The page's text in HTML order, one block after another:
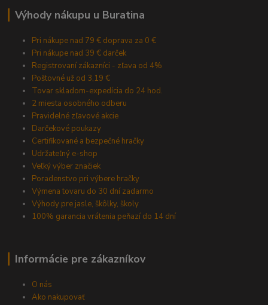
Výhody nákupu u Buratina
Pri nákupe nad 79 € doprava za 0 €
Pri nákupe nad 39 € darček
Registrovaní zákazníci - zľava od 4%
Poštovné už od 3,19 €
Tovar skladom-expedícia do 24 hod.
2 miesta osobného odberu
Pravidelné zľavové akcie
Darčekové poukazy
Certifikované a bezpečné hračky
Udržateľný e-shop
Veľký výber značiek
Poradenstvo pri výbere hračky
Výmena tovaru do 30 dní zadarmo
Výhody pre jasle, škôlky, školy
100% garancia vrátenia peňazí do 14 dní
Informácie pre zákazníkov
O nás
Ako nakupovať